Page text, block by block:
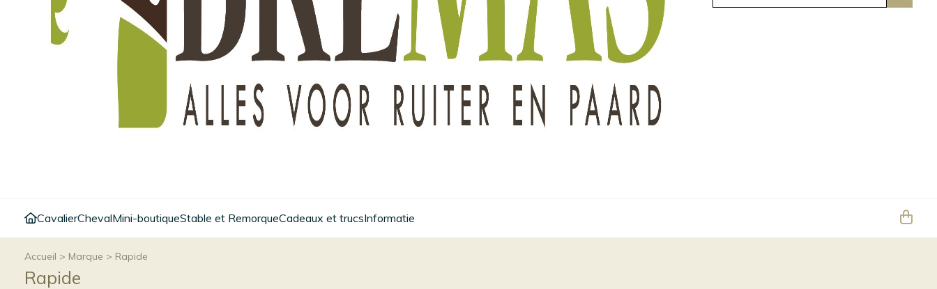
CavalierChevalMini-boutiqueStable et RemorqueCadeaux et trucsInformatie
Accueil > Marque > Rapide
Rapide